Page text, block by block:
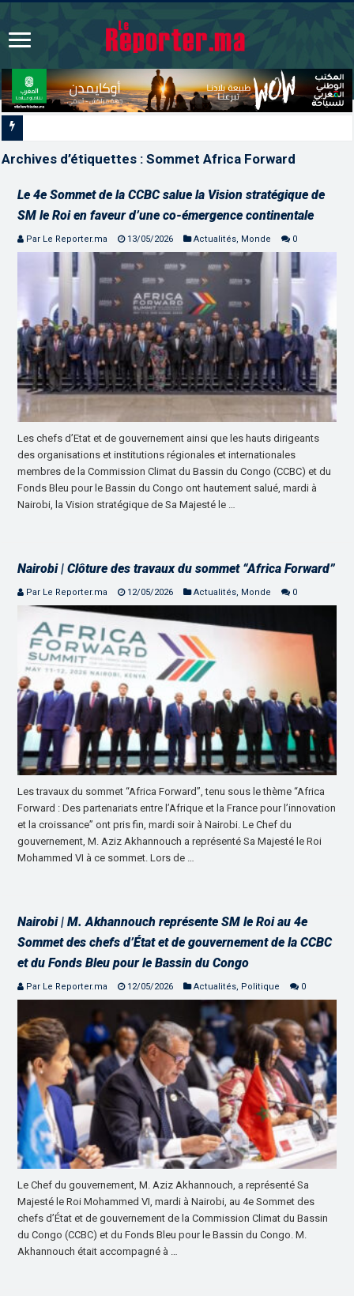
Archives d’étiquettes :Sommet Africa Forward
Le 4e Sommet de la CCBC salue la Vision stratégique de
SM le Roi en faveur d’une co-émergence continentale
Par Le Reporter.ma 13/05/2026 Actualités, Monde 0
Les chefs d’Etat et de gouvernement ainsi que les hauts dirigeants
des organisations et institutions régionales et internationales
membres de la Commission Climat du Bassin du Congo (CCBC) et du
Fonds Bleu pour le Bassin du Congo ont hautement salué, mardi à
Nairobi, la Vision stratégique de Sa Majesté le …
Nairobi | Clôture des travaux du sommet “Africa Forward”
Par Le Reporter.ma 12/05/2026 Actualités, Monde 0
Les travaux du sommet “Africa Forward”, tenu sous le thème “Africa
Forward : Des partenariats entre l’Afrique et la France pour l’innovation
et la croissance” ont pris fin, mardi soir à Nairobi. Le Chef du
gouvernement, M. Aziz Akhannouch a représenté Sa Majesté le Roi
Mohammed VI à ce sommet. Lors de …
Nairobi | M. Akhannouch représente SM le Roi au 4e
Sommet des chefs d’État et de gouvernement de la CCBC
et du Fonds Bleu pour le Bassin du Congo
Par Le Reporter.ma 12/05/2026 Actualités Politique 0
Le Chef du gouvernement, M. Aziz Akhannouch, a représenté Sa
Majesté le Roi Mohammed VI, mardi à Nairobi, au 4e Sommet des
chefs d’État et de gouvernement de la Commission Climat du Bassin
du Congo (CCBC) et du Fonds Bleu pour le Bassin du Congo. M.
Akhannouch était accompagné à …